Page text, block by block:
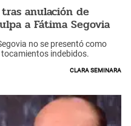
anulación de
a Fátima Segovia
no se presentó como
indebidos.
Clara Seminara